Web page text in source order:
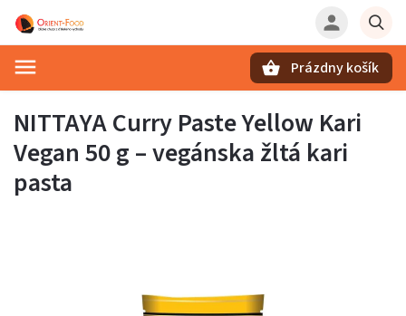
Prázdny košík
NITTAYA Curry Paste Yellow Kari
Vegan 50 g – vegánska žltá kari
pasta